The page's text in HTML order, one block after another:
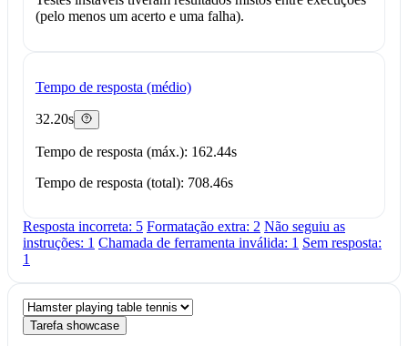
(pelo menos um acerto e uma falha).
Tempo de resposta (médio)
32.20s
Tempo de resposta (máx.): 162.44s
Tempo de resposta (total): 708.46s
Resposta incorreta: 5 Formatação extra: 2 Não seguiu as
instruções: 1 Chamada de ferramenta inválida: 1 Sem resposta:
1
Tarefa showcase